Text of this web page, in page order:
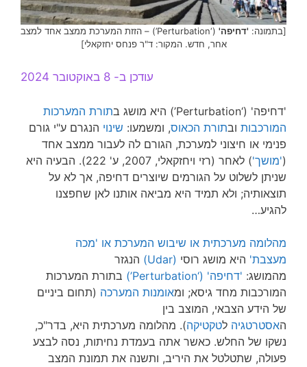
[בתמונה: 'דחיפה'
(‘Perturbation’) – הזזת המערכת ממצב אחד למצב
אחר, חדש. המקור: ד"ר פנחס יחזקאלי]
עודכן ב- 8 באוקטובר 2024
'דחיפה' (‘Perturbation’) היא מושג ב
תורת המערכות
המורכבות ובתורת הכאוס, ומשמעו: שינוי הנגרם ע"י גורם
פנימי או חיצוני למערכת, הגורם לה לעבור ממצב אחד
('מושך'
) לאחר (רזי ויחזקאלי, 2007, ע' 222). הבעיה היא
שניתן לשלוט על הגורמים שיוצרים דחיפה, אך לא על
תוצאותיה; ולא תמיד היא מביאה אותנו לאן שחפצנו
להגיע…
מהלומה מערכתית או שיבוש המערכת או 'מכה
מעצבת' היא מושג רוסי (Udar)
הנגזר
מהמושג: 'דחיפה' (‘Perturbation’)
בתורת המערכות
המורכבות מחד גיסא; ומאומנות המערכה (תחום ביניים
של הידע הצבאי, המוצב בין
האסטרטגיה לטקטיקה). מהלומה מערכתית היא, בדר"כ,
נשקו של החלש. כאשר אתה בעמדת נחיתות, נסה לבצע
פעולה, שתטלטל את היריב, ותשנה את תמונת המצב